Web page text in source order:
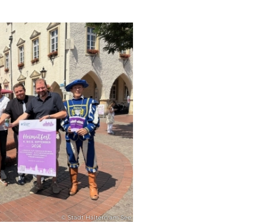
© Stadt Haltern am See